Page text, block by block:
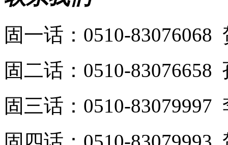
固一话：0510-83076068
固二话：0510-83076658
固三话：0510-83079997